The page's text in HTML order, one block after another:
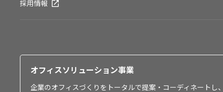
採用情報
オフィスソリューション事業
企業のオフィスづくりをトータルで提案・コーディネート